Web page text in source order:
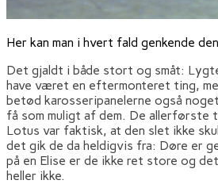
Her kan man i hvert fald genkende
Det gjaldt i både stort og småt:
have været en eftermonteret ting,
betød karosseripanelerne også
få som muligt af dem. De allerførste
Lotus var faktisk, at den slet ikke
det gik de da heldigvis fra: Døre er
på en Elise er de ikke ret store og
heller ikke.